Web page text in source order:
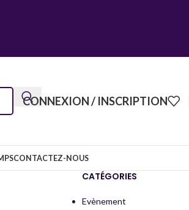
CONNEXION / INSCRIPTION
CONTACTEZ-NOUS
CATÉGORIES
Evènement